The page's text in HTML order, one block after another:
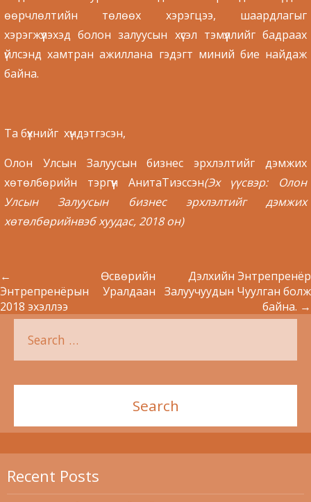
өөрчлөлтийн төлөөх хэрэгцээ, шаардлагыг
хэрэгжүүлэхэд болон залуусын хүсэл тэмүүллийг бадраах
үйлсэнд хамтран ажиллана гэдэгт миний бие найдаж
байна.
Та бүхнийг хүндэтгэсэн,
Олон Улсын Залуусын бизнес эрхлэлтийг дэмжих
хөтөлбөрийн тэргүүн АнитаТиэссэн(Эх үүсвэр: Олон
Улсын Залуусын бизнес эрхлэлтийг дэмжих
хөтөлбөрийнвэб хуудас, 2018 он)
←
Өсвөрийн
Энтрепренёрын Уралдаан
2018 эхэллээ
Дэлхийн Энтрепренёр
Залуучуудын Чуулган болж
байна. →
Recent Posts